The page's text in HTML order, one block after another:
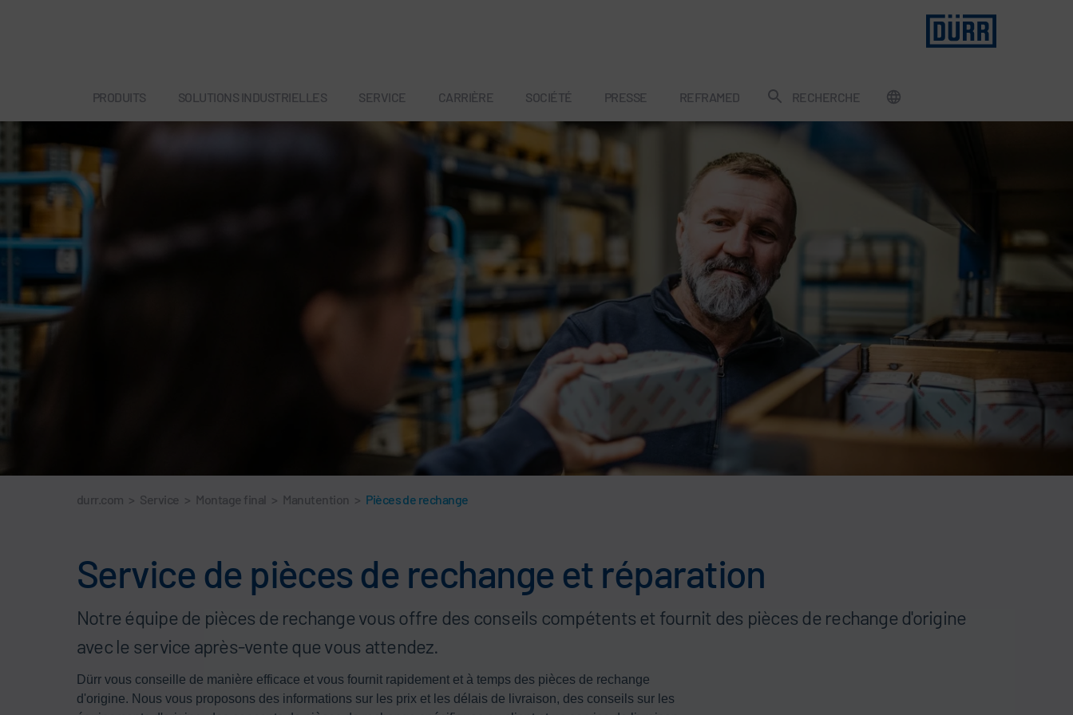
PRODUITS SOLUTIONS INDUSTRIELLES SERVICE CARRIÈRE SOCIÉTÉ PRESSE REFRAMED RECHERCHE
durr.com > Service > Montage final > Manutention > Pièces de rechange
Service de pièces de rechange et réparation
Notre équipe de pièces de rechange vous offre des conseils compétents et fournit des pièces de rechange d'origine
avec le service après-vente que vous attendez.
Dürr vous conseille de manière efficace et vous fournit rapidement et à temps des pièces de rechange
d'origine. Nous vous proposons des informations sur les prix et les délais de livraison, des conseils sur les